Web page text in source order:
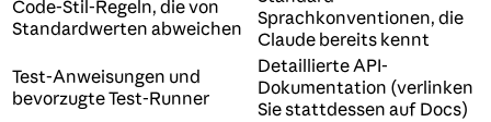
Code-Stil-Regeln, die von
Standardwerten abweichen
Sprachkonventionen, die
Claude bereits kennt
Test-Anweisungen und
bevorzugte Test-Runner
Detaillierte API-
Dokumentation (verlinken
Sie stattdessen auf Docs)